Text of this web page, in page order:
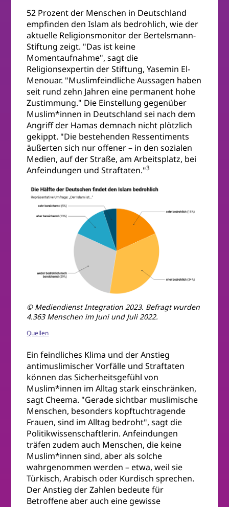
52 Prozent der Menschen in Deutschland
empfinden den Islam als bedrohlich, wie der
aktuelle Religionsmonitor der Bertelsmann-
Stiftung zeigt. "Das ist keine
Momentaufnahme", sagt die
Religionsexpertin der Stiftung, Yasemin El-
Menouar. "Muslimfeindliche Aussagen haben
seit rund zehn Jahren eine permanent hohe
Zustimmung." Die Einstellung gegenüber
Muslim*innen in Deutschland sei nach dem
Angriff der Hamas demnach nicht plötzlich
gekippt. "Die bestehenden Ressentiments
äußerten sich nur offener – in den sozialen
Medien, auf der Straße, am Arbeitsplatz, bei
Anfeindungen und Straftaten."3
© Mediendienst Integration 2023. Befragt wurden
4.363 Menschen im Juni und Juli 2022.
Quellen
Ein feindliches Klima und der Anstieg
antimuslimischer Vorfälle und Straftaten
können das Sicherheitsgefühl von
Muslim*innen im Alltag stark einschränken,
sagt Cheema. "Gerade sichtbar muslimische
Menschen, besonders kopftuchtragende
Frauen, sind im Alltag bedroht", sagt die
Politikwissenschaftlerin. Anfeindungen
träfen zudem auch Menschen, die keine
Muslim*innen sind, aber als solche
wahrgenommen werden – etwa, weil sie
Türkisch, Arabisch oder Kurdisch sprechen.
Der Anstieg der Zahlen bedeute für
Betroffene aber auch eine gewisse